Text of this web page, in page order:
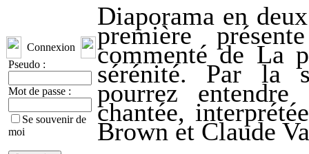
Connexion
Pseudo :
Mot de passe :
Se souvenir de
moi
Diaporama en
première
commenté de La
sérénité. Par la
pourrez
chantée,
Brown et Claude